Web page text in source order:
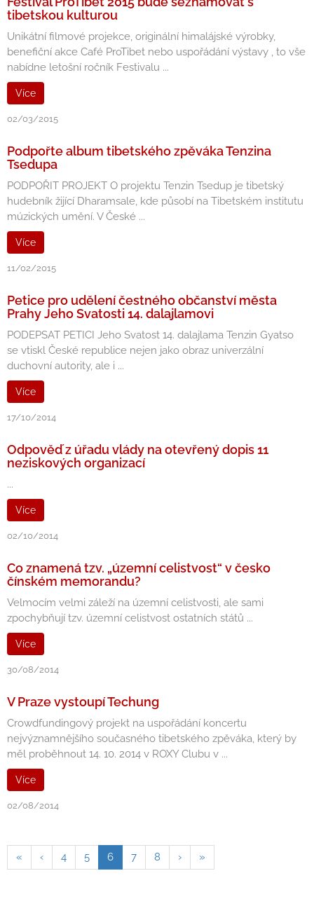
tibetskou kulturou
Unikátní filmové projekce, originální himalájské výrobky,
benefiční akce Café ProTibet nebo uspořádání výstavy , to vše
nabídne letošní ročník Festivalu ...
Více
02/03/2015
Podpořte album tibetského zpěváka Tenzina
Tsedupa
PODPOŘIT PROJEKT O projektu Tenzin Tsedup je tibetský
hudebník žijící Dharamsale, kde působí na Tibetském institutu
múzických umění. V České ...
Více
11/02/2015
Petice pro udělení čestného občanství města
Prahy Jeho Svatosti 14. dalajlamovi
PODEPSAT PETICI Jeho Svatost 14. dalajlama Tenzin Gyatso
se vtiskl České republice nejen jako obraz univerzální
duchovní autority, ale i ...
Více
17/10/2014
Odpověď z úřadu vlády na otevřený dopis 11
neziskových organizací
...
Více
02/10/2014
Co znamená tzv. „územní celistvost“ v česko
čínském memorandu?
Velmocím velmi záleží na územní celistvosti, ale sami
zpochybňují tzv. územní celistvost ostatních států ...
Více
30/08/2014
V Praze vystoupí Techung
Crowdfundingový projekt na uspořádání koncertu
nejvýznamnějšího současného tibetského zpěváka, který by
měl proběhnout 14. 10. 2014 v ROXY Clubu v ...
Více
02/08/2014
« ‹ 4 5 6 7 8 › »